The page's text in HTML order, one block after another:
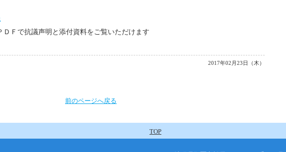
ＤＦで抗議声明と添付資料をご覧いただけます
2017年02月23日（木）
前のページへ戻る
TOP